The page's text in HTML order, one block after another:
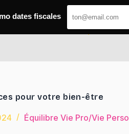
pour votre bien-être
Équilibre Vie Pro/Vie Perso
dates fiscales